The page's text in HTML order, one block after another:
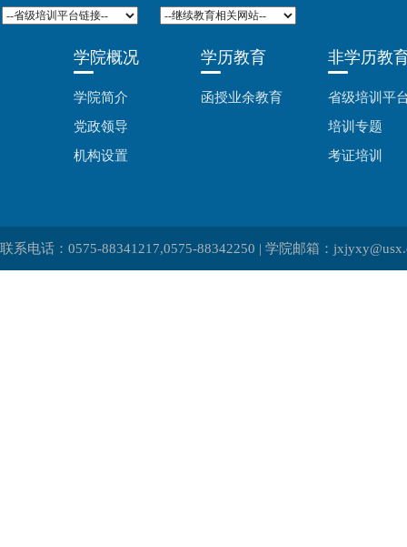
学院概况
学院简介
党政领导
机构设置
学历教育
函授业余教育
非学历教
省级培训平
培训专题
考证培训
联系电话：0575-88341217,0575-88342250 | 学院邮箱：